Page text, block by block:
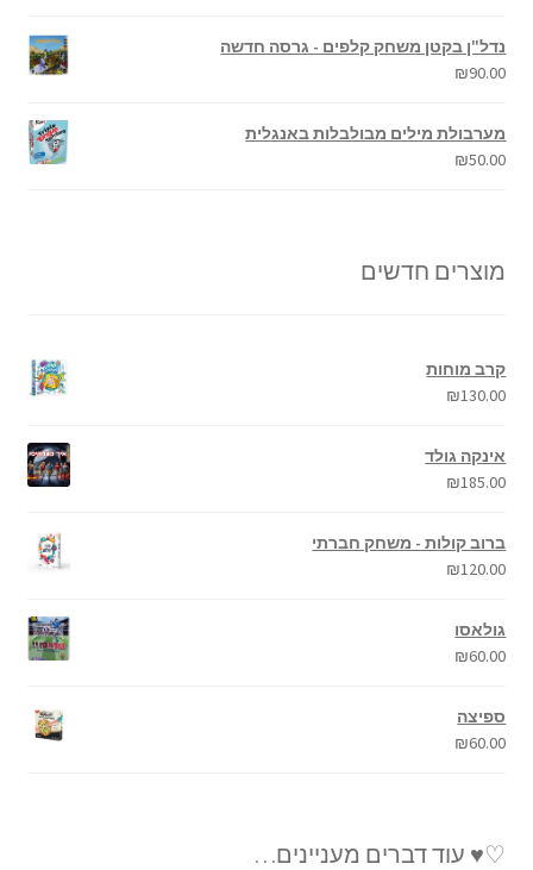
נדל"ן בקטן משחק קלפים - גרסה חדשה
₪90.00
מערבולת מילים מבולבלות באנגלית
₪50.00
מוצרים חדשים
קרב מוחות
₪130.00
אינקה גולד
₪185.00
ברוב קולות - משחק חברתי
₪120.00
גולאסו
₪60.00
ספיצה
₪60.00
♡♥ עוד דברים מעניינים…